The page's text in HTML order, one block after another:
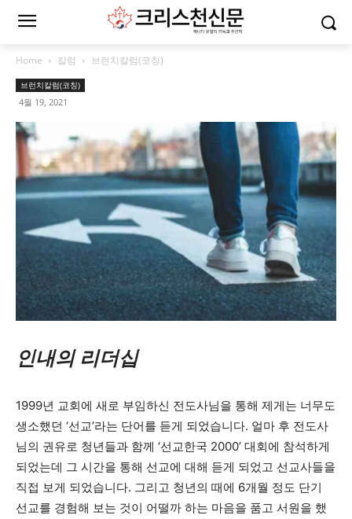
Home 칼럼 브런치칼럼(코칭)
브런치칼럼(코칭)
4월 19, 2021
인내의 리더십
1999년 교회에 새로 부임하신 전도사님을 통해 제게는 너무도
생소했던 ‘선교’라는 단어를 듣게 되었습니다. 얼마 후 전도사
님의 권유로 청년들과 함께 ‘선교한국 2000’ 대회에 참석하게
되었는데 그 시간을 통해 선교에 대해 듣게 되었고 선교사들을
직접 보게 되었습니다. 그리고 청년의 때에 6개월 정도 단기
선교를 경험해 보는 것이 어떨까 하는 마음을 품고 서원을 했